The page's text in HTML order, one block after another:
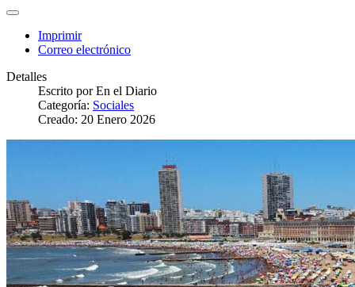
Imprimir
Correo electrónico
Detalles
Escrito porEn el Diario
Categoría: Sociales
Creado: 20 Enero 2026